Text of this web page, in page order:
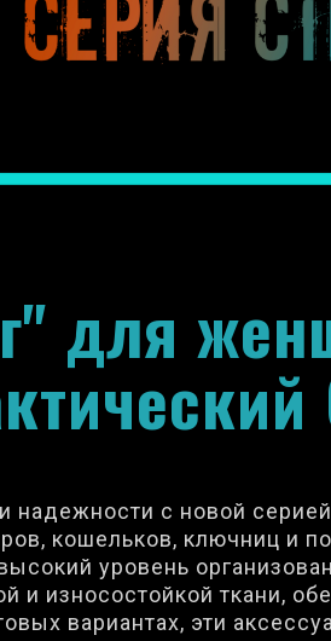
для
надежности с новой
кошельков, ключниц и
уровень
и износостойкой ткани,
вариантах, эти